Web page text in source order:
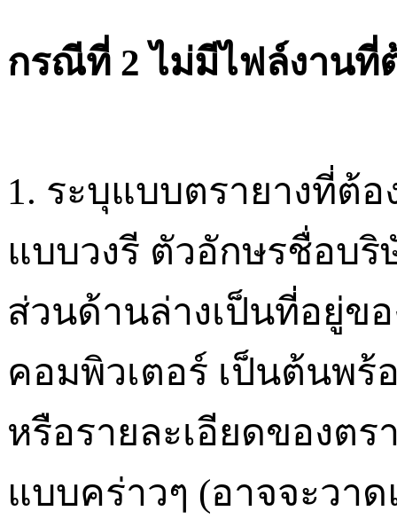
กรณีที่ 2 ไม่มีไฟล์งานที่
1. ระบุแบบตรายางที่ต้อ
แบบวงรี ตัวอักษรชื่อบ
ส่วนด้านล่างเป็นที่อยู่ข
คอมพิวเตอร์ เป็นต้นพร้
หรือรายละเอียดของตร
แบบคร่าวๆ (อาจจะวา